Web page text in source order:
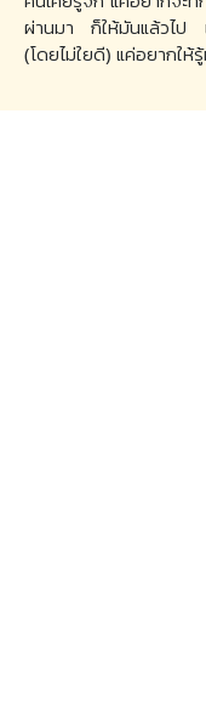
ผ่านมา ก็ให้มันแล้วไป
(โดยไม่ใยดี) แค่อยากให้